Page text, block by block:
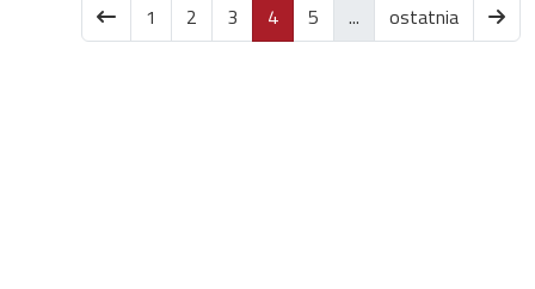
1 2 3 4items.current
5 ... ostatnia